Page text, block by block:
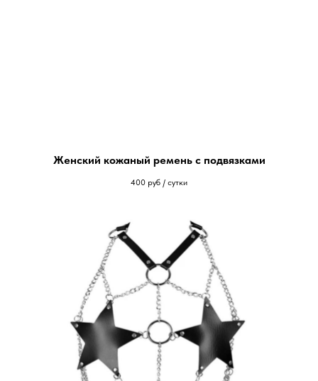
Женский кожаный ремень с подвязками
400 руб / сутки